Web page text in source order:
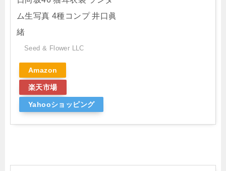
ム生写真 4種コンプ 井口眞
緒
Seed & Flower LLC
Amazon
楽天市場
Yahooショッピング